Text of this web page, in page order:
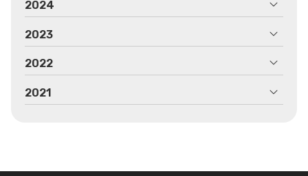
2024
2023
2022
2021